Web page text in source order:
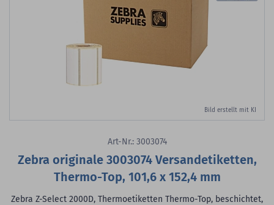
Bild erstellt mit KI
Art-Nr.: 3003074
Zebra originale 3003074 Versandetiketten,
Thermo-Top, 101,6 x 152,4 mm
Zebra Z-Select 2000D, Thermoetiketten Thermo-Top, beschichtet,